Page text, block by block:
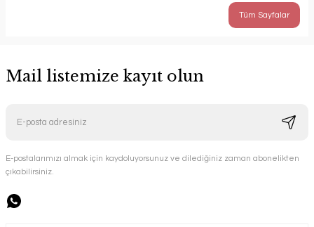
Tüm Sayfalar
Mail listemize kayıt olun
E-postalarımızı almak için kaydoluyorsunuz ve dilediğiniz zaman abonelikten
çıkabilirsiniz.